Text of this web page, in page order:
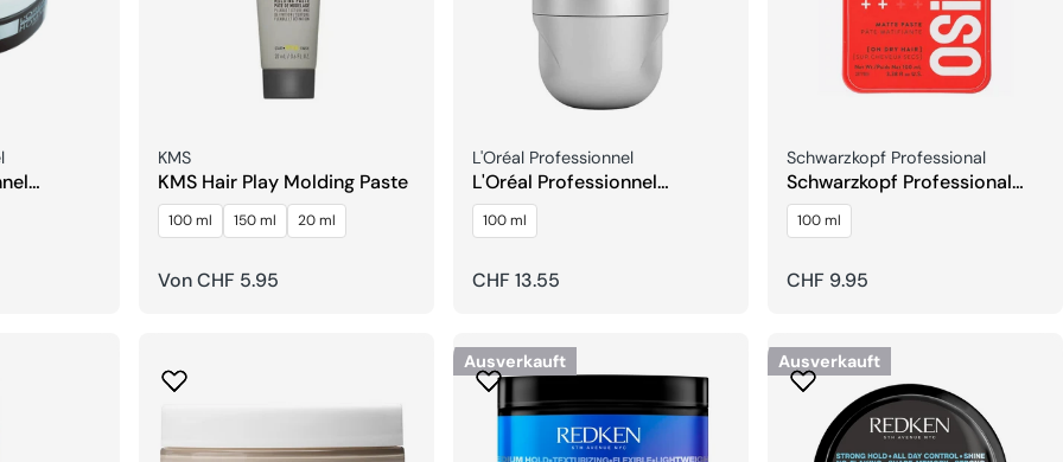
Clay
Verkäufer:
KMS
KMS Hair Play Molding Paste
100 ml 150 ml 20 ml
Regulärer
Von CHF 5.95
Verkäufer:
L'Oréal Professionnel
L'Oréal Professionnel
Tecni.Art Density Material
Force 4
100 ml
Regulärer
CHF 13.55
Verkäufer:
Schwarzkopf Professional
Schwarzkopf Professional
OSiS+ Mess Up Paste
100 ml
Regulärer
CHF 9.95
Ausverkauft Ausverkauft